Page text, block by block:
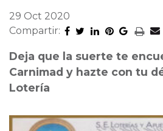
29 Oct 2020
Compartir:
Deja que la suerte te
Carnimad y hazte con tu
Lotería